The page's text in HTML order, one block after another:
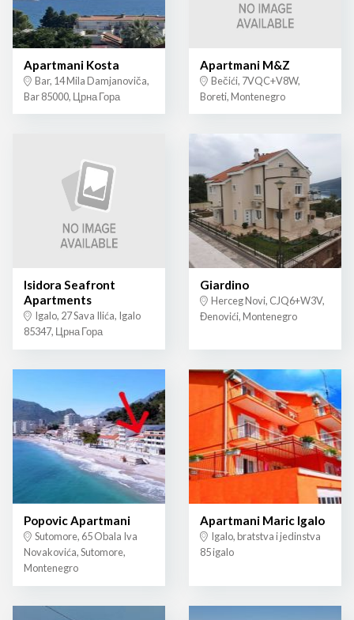
Apartmani Kosta
Bar, 14 Mila Damjanoviča,
Bar 85000, Црна Гора
Apartmani M&Z
Bečići, 7VQC+V8W,
Boreti, Montenegro
Isidora Seafront
Apartments
Igalo, 27 Sava Ilića, Igalo
85347, Црна Гора
Giardino
Herceg Novi, CJQ6+W3V,
Đenovići, Montenegro
Popovic Apartmani
Sutomore, 65 Obala Iva
Novakovića, Sutomore,
Montenegro
Apartmani Maric Igalo
Igalo, bratstva i jedinstva
85 igalo